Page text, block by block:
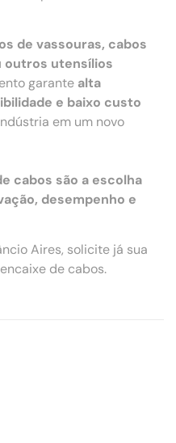
de vassouras, cabos
outros utensílios
garante alta
e baixo custo
em um novo
cabos são a escolha
desempenho e
Aires, solicite já sua
de cabos.